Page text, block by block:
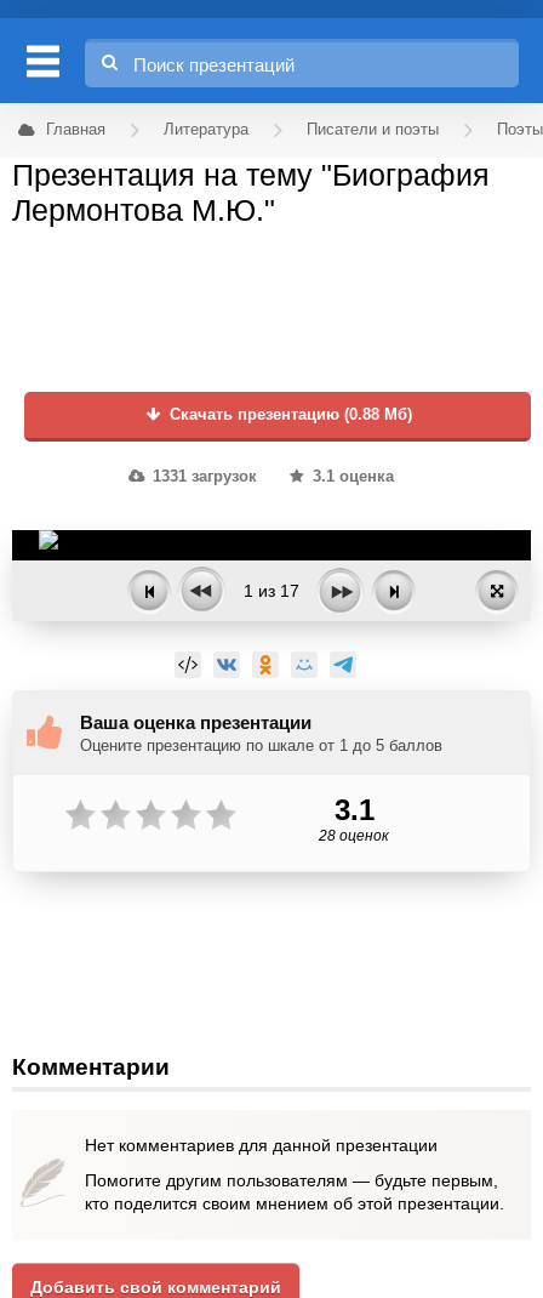
Главная Литература Писатели и поэты Поэты
Презентация на тему "Биография
Лермонтова М.Ю."
Скачать презентацию (0.88 Мб)
1331 загрузок 3.1 оценка
1 из 17
Ваша оценка презентации
Оцените презентацию по шкале от 1 до 5 баллов
3.1
28 оценок
Комментарии
Нет комментариев для данной презентации
Помогите другим пользователям — будьте первым,
кто поделится своим мнением об этой презентации.
Добавить свой комментарий